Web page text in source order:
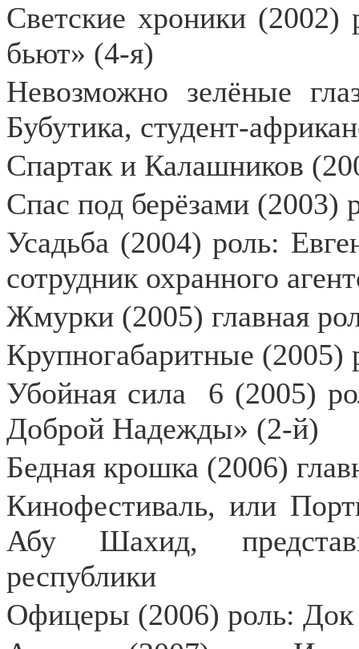
Светские хроники (2002)
бьют» (4-я)
Невозможно зелёные
Бубутика, студент-
Спартак и Калашников
Спас под берёзами (2003)
Усадьба (2004) роль:
сотрудник охранного
Жмурки (2005) главная
Крупногабаритные
Убойная сила
6 (2005)
Доброй Надежды» (2-й)
Бедная крошка (2006)
Кинофестиваль, или
Абу Шахид,
республики
Офицеры (2006) роль: Док